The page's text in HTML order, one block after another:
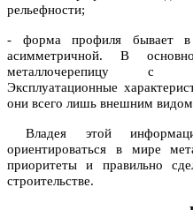
рельефности;
- форма профиля бывает
асимметричной. В
металлочерепицу с
Эксплуатационные
они всего лишь внешним
Владея этой
ориентироваться в мире
приоритеты и правильно
строительстве.